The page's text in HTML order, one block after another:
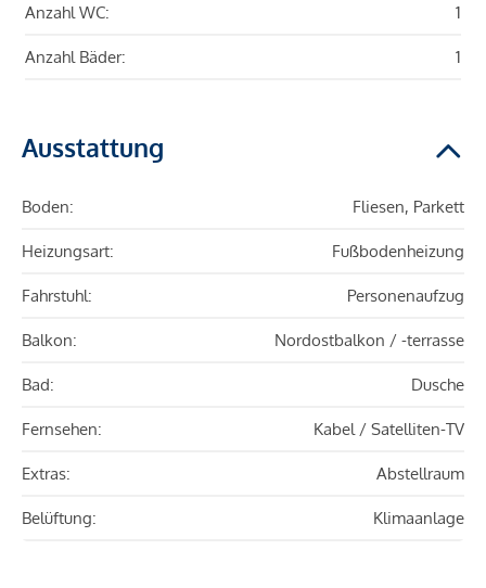
Anzahl WC: 1
Anzahl Bäder: 1
Ausstattung
Boden: Fliesen, Parkett
Heizungsart: Fußbodenheizung
Fahrstuhl: Personenaufzug
Balkon: Nordostbalkon / -terrasse
Bad: Dusche
Fernsehen: Kabel / Satelliten-TV
Extras: Abstellraum
Belüftung: Klimaanlage